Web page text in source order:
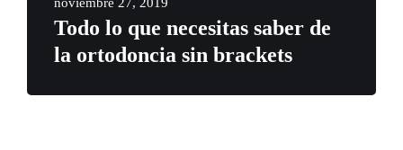
noviembre 27, 2019
Todo lo que necesitas saber de
la ortodoncia sin brackets